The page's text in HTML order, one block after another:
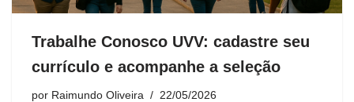
Trabalhe Conosco UVV: cadastre seu
currículo e acompanhe a seleção
por Raimundo Oliveira 22/05/2026